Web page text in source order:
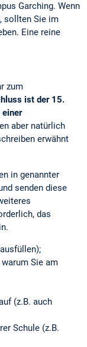
Garching. Wenn
sollten Sie im
Eine reine
zum
ist der 15.
einer
aber natürlich
erwähnt
in genannter
senden diese
das
Sie am
(z.B. auch
Schule (z.B.